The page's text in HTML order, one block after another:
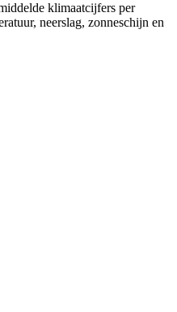
klimaatcijfers per
neerslag, zonneschijn en